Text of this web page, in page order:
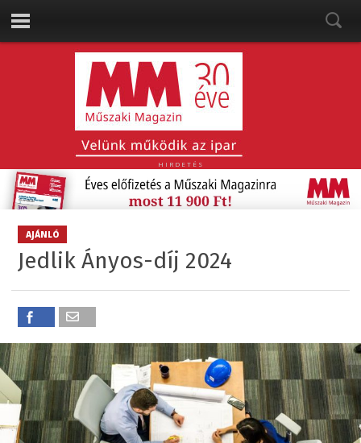
HIRDETÉS
AJÁNLÓ
Jedlik Ányos-díj 2024